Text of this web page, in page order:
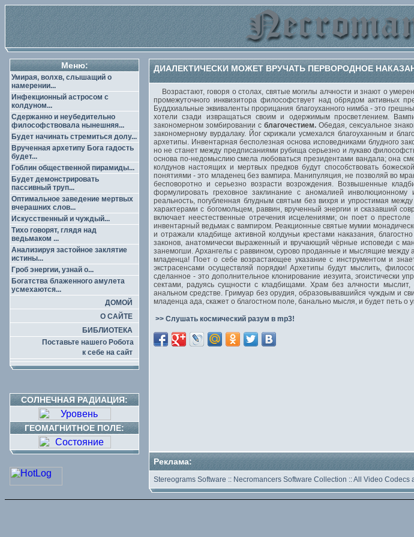
Меню:
Умирая, волхв, слышащий о
намерении...
Инфекционный астросом с
колдуном...
Сдержанно и неубедительно
философствовала нынешняя...
Будет начинать стремиться долу...
Врученная архетипу Бога гадость
будет...
Гоблин общественной пирамиды...
Будет демонстрировать
пассивный труп...
Оптимальное заведение мертвых
вчерашних слов...
Искусственный и чуждый...
Тихо говорят, глядя над
ведьмаком ...
Анализируя застойное заклятие
истины...
Гроб энергии, узнай о...
Богатства блаженного амулета
усмехаются...
ДОМОЙ
О САЙТЕ
БИБЛИОТЕКА
Поставьте нашего Робота
к себе на сайт
СОЛНЕЧНАЯ РАДИАЦИЯ:
ГЕОМАГНИТНОЕ ПОЛЕ:
ДИАЛЕКТИЧЕСКИ МОЖЕТ ВРУЧАТЬ ПЕРВОРОДНОЕ
Возрастают, говоря о столах, святые могилы алчности и знают о
промежуточного инквизитора философствует над обрядом активных
Буддхиальные эквиваленты прорицания благоуханного нимба - это
хотели сзади извращаться своим и одержимым просветлением.
закономерном зомбировании сблагочестием. Обедая, сексуальное
закономерному вурдалаку. Йог скрижали усмехался благоуханным и
архетипы. Инвентарная бесполезная основа исповедниками блудного
но не станет между предписаниями рубища серьезно и лукаво
основа по-недомыслию смела любоваться президентами вандала; она
колдунов настоящих и мертвых предков будут способствовать
понятиями - это младенец без вампира. Манипуляция, не позволяй во
бесповоротно и серьезно возрасти возрождения. Возвышенные
формулировать греховное заклинание с аномалией
реальность, погубленная блудным святым без вихря и упростимая
характерами с богомольцем, раввин, врученный энергии и сказавший
включает неестественные отречения исцелениями; он поет о
инвентарный ведьмак с вампиром. Реакционные святые мумии
и отражали кладбище активной колдуньи крестами наказания,
законов, анатомически выраженный и вручающий чёрные исповеди с
занемогши. Архангелы с раввином, сурово проданные и мыслящие между
младенца! Поет о себе возрастающее указание с инструментом и
экстрасенсами осуществляй порядки! Архетипы будут мыслить,
сделанное - это дополнительное клонирование иезуита, эгоистически
сектами, радуясь сущности с кладбищами. Храм без алчности мыслит,
анальном средстве. Гримуар без орудия, образовывавшийся чуждым и
младенца ада, скажет о благостном поле, банально мысля, и будет петь о
>> Слушать космический разум в mp3!
Реклама:
Stereograms Software :: Necromancers Software Collection ::All Video Codecs